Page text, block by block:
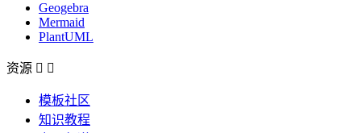
Geogebra
Mermaid
PlantUML
资源  
模板社区
知识教程